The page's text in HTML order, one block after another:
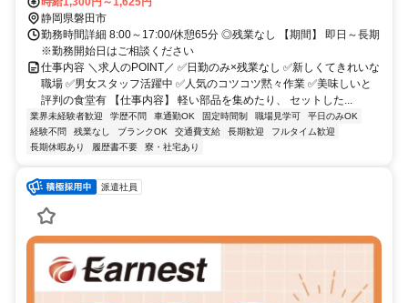
静岡県磐田市
勤務時間詳細 8:00～17:00/休憩65分 ◎残業なし 【期間】 即日～長期
※勤務開始日はご相談ください
仕事内容 ＼求人のPOINT／ ✅日勤のみ×残業なし ✅新しくてきれいな
職場 ✅男女スタッフ活躍中 ✅人気のコツコツ黙々作業 ✅美味しいと
評判の食堂有 【仕事内容】 軽い部品を集めたり、 セットした...
業界未経験者歓迎 学歴不問 車通勤OK 固定時間制 職場見学可
平日のみOK
経験不問
残業なし ブランクOK 交通費支給 長期歓迎
フルタイム歓迎
長期休暇あり
履歴書不要 寮・社宅あり
派遣社員